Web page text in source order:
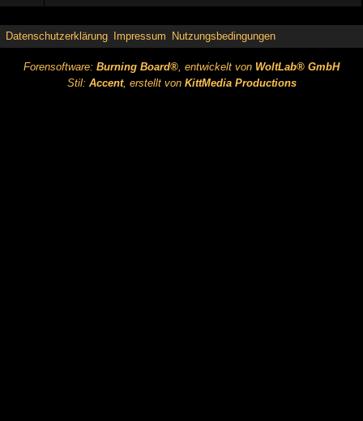
Datenschutzerklärung Impressum Nutzungsbedingungen
Forensoftware: Burning Board®, entwickelt von WoltLab® GmbH
Stil: Accent, erstellt von KittMedia Productions